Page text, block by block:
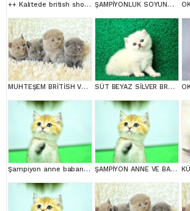
++ Kalitede british shorthair ŞAMPİYONLUK SOYUNDAN NY11 GOLDEN BRİTİSH SHORTHAİR
MUHTEŞEM BRİTİSH VE SCOTTİSH YAVRULAR SÜT BEYAZ SİLVER BRTİSH SHORTHAİR NS1133
Şampiyon anne babanın yavrusu ny11 golden british ŞAMPİYON ANNE VE BABANI YAVRUSU NY11 GOLDEN BRİTİSH SHORTHAİR YAVRUMUZ